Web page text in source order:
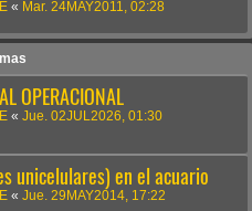
« Mar. 24MAY2011, 02:28
OPERACIONAL
« Jue. 02JUL2026, 01:30
unicelulares) en el acuario
« Jue. 29MAY2014, 17:22